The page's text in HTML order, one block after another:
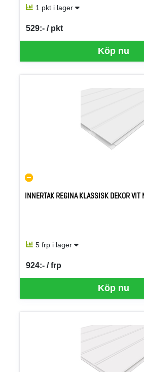
1 pkt i lager
Köp nu
529:- / pkt
SEK per PKT
INNERTAK REGINA KLASSISK DEKOR
5 frp i lager
Köp nu
924:- / frp
SEK per FRP